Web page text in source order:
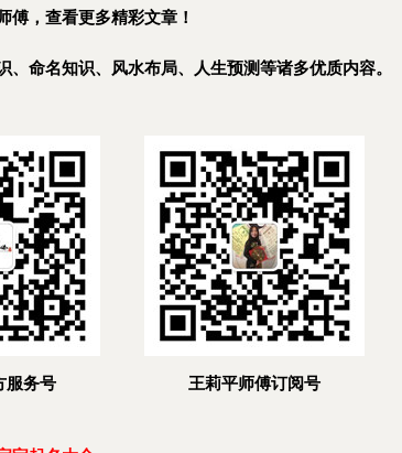
傅，查看更多精彩文章！
、命名知识、风水布局、人生预测等诸多优质内容。
服务号 王莉平师傅订阅号